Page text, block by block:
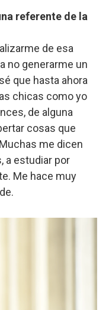
referente de la
de esa
no generarme un
que hasta ahora
chicas como yo
de alguna
cosas que
me dicen
a estudiar por
Me hace muy